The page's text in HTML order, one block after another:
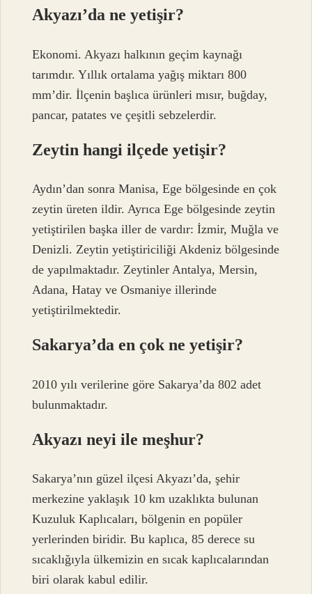
Akyazı’da ne yetişir?
Ekonomi. Akyazı halkının geçim kaynağı
tarımdır. Yıllık ortalama yağış miktarı 800
mm’dir. İlçenin başlıca ürünleri mısır, buğday,
pancar, patates ve çeşitli sebzelerdir.
Zeytin hangi ilçede yetişir?
Aydın’dan sonra Manisa, Ege bölgesinde en çok
zeytin üreten ildir. Ayrıca Ege bölgesinde zeytin
yetiştirilen başka iller de vardır: İzmir, Muğla ve
Denizli. Zeytin yetiştiriciliği Akdeniz bölgesinde
de yapılmaktadır. Zeytinler Antalya, Mersin,
Adana, Hatay ve Osmaniye illerinde
yetiştirilmektedir.
Sakarya’da en çok ne yetişir?
2010 yılı verilerine göre Sakarya’da 802 adet
bulunmaktadır.
Akyazı neyi ile meşhur?
Sakarya’nın güzel ilçesi Akyazı’da, şehir
merkezine yaklaşık 10 km uzaklıkta bulunan
Kuzuluk Kaplıcaları, bölgenin en popüler
yerlerinden biridir. Bu kaplıca, 85 derece su
sıcaklığıyla ülkemizin en sıcak kaplıcalarından
biri olarak kabul edilir.